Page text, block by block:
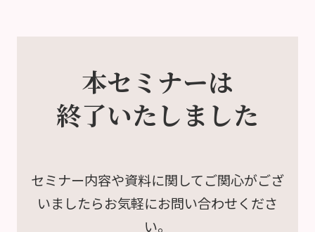
本セミナーは
終了いたしました
セミナー内容や資料に関してご関心がござ
いましたらお気軽にお問い合わせくださ
い。